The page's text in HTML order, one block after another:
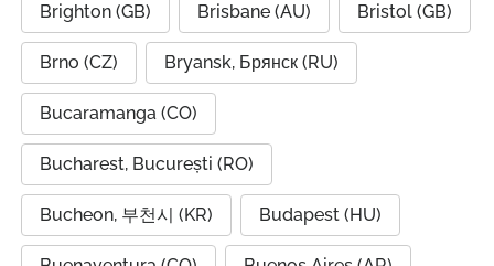
Brighton (GB) Brisbane (AU) Bristol (GB)
Brno (CZ) Bryansk, Брянск (RU)
Bucaramanga (CO)
Bucharest, București (RO)
Bucheon, 부천시 (KR) Budapest (HU)